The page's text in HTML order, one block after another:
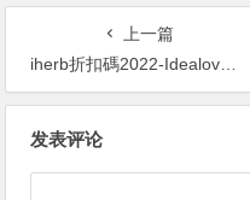
上一篇
iherb折扣碼2022-Idealove Eye Admire 黃金水凝膠眼膜 60 片 ￥10.60 原價￥73 1.5折
发表评论